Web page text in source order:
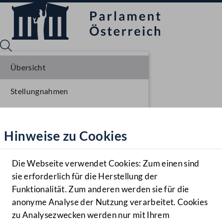
Hilfe
Benutzer
Navigationsmenü öffnen
MENÜ
Hinweise zu Cookies
Die Webseite verwendet Cookies: Zum einen sind
sie erforderlich für die Herstellung der
Funktionalität. Zum anderen werden sie für die
anonyme Analyse der Nutzung verarbeitet. Cookies
zu Analysezwecken werden nur mit Ihrem
Übersicht
Stellungnahmen
Einbringung NR
Ausschussberatungen NR
Plenarberatungen NR
Einlangen BR